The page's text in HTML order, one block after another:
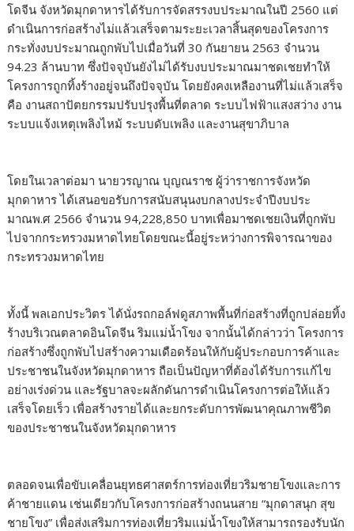
โดจีน จังหวัดมุกดาหารได้รับการจัดสรรงบประมาณในปี 2560 แต่
ดำเนินการก่อสร้างไม่แล้วเสร็จตามระยะเวลาสิ้นสุดของโครงการ
กระทั่งงบประมาณถูกพับไปเมื่อวันที่ 30 กันยายน 2563 จำนวน
94.23 ล้านบาท ซึ่งปัจจุบันยังไม่ได้รับงบประมาณมาชดเชยทำให้
โครงการถูกทิ้งร้างอยู่จนถึงปัจจุบัน โดยยังคงเหลืองานที่ไม่แล้วเสร็จ
คือ งานสถาปัตยกรรมปรับปรุงพื้นที่ตลาด ระบบไฟฟ้าแสงสว่าง งาน
ระบบแจ้งเหตุเพลิงไหม้ ระบบดับเพลิง และงานสุขาภิบาล
โดยในเวลาต่อมา นายวรญาณ บุญณราช ผู้ว่าราชการจังหวัด
มุกดาหาร ได้เสนอขอรับการสนับสนุนงบกลางประจำปีงบประ
มาณพ.ศ 2566 จำนวน 94,228,850 บาทเพื่อมาชดเชยเงินที่ถูกพับ
ไปจากกระทรวงมหาดไทยโดยขณะนี้อยู่ระหว่างการพิจารณาของ
กระทรวงมหาดไทย
ทั้งนี้ พลเอกประวิตร ได้นั่งรถกอล์ฟดูสภาพพื้นที่ก่อสร้างที่ถูกปล่อยทิ้ง
ร้างบริเวณตลาดอินโดจีน ริมแม่น้ำโขง จากนั้นได้กล่าวว่า โครงการ
ก่อสร้างซึ่งถูกพับไปสร้างความเดือดร้อนให้กับผู้ประกอบการค้าและ
ประชาชนในจังหวัดมุกดาหาร ถือเป็นปัญหาที่ต้องได้รับการแก้ไข
อย่างเร่งด่วน และรัฐบาลจะผลักดันการดำเนินโครงการต่อให้แล้ว
เสร็จโดยเร็ว เพื่อสร้างรายได้และยกระดับการพัฒนาคุณภาพชีวิต
ของประชาชนในจังหวัดมุกดาหาร
ตลอดจนเพื่อขับเคลื่อนยุทธศาสตร์การท่องเที่ยวริมชายโขงและการ
ค้าชายแดน เช่นเดียวกับโครงการก่อสร้างถนนสาย “มุกดาสนุก สุข
ชายโขง” เพื่อส่งเสริมการท่องเที่ยวริมแม่น้ำโขงให้สามารถรองรับนัก